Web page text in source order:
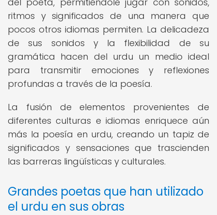
ritmos y significados de una manera que
pocos otros idiomas permiten. La delicadeza
de sus sonidos y la flexibilidad de su
gramática hacen del urdu un medio ideal
para transmitir emociones y reflexiones
profundas a través de la poesía.
La fusión de elementos provenientes de
diferentes culturas e idiomas enriquece aún
más la poesía en urdu, creando un tapiz de
significados y sensaciones que trascienden
las barreras lingüísticas y culturales.
Grandes poetas que han utilizado
el urdu en sus obras